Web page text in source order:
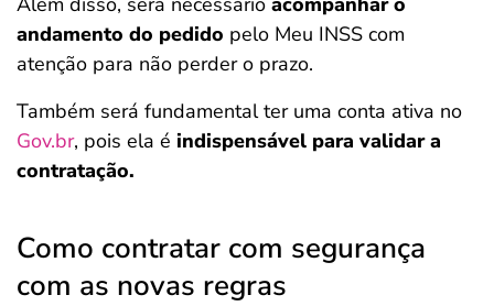
andamento do pedido pelo Meu INSS com
atenção para não perder o prazo.
Também será fundamental ter uma conta ativa no
Gov.br, pois ela é indispensável para validar a
contratação.
Como contratar com segurança
com as novas regras